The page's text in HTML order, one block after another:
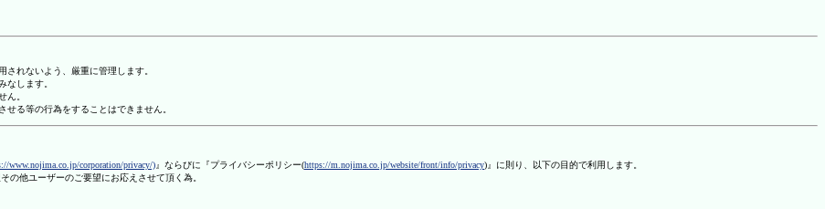
れないよう、厳重に管理します。
なします。
ん。
る等の行為をすることはできません。
www.nojima.co.jp/corporation/privacy/)』ならびに『プライバシーポリシー(https://m.nojima.co.jp/website/front/info/privacy)』に則り、以下の目的で利用します。
の他ユーザーのご要望にお応えさせて頂く為。